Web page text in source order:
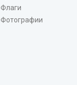
Флаги
Фотографии